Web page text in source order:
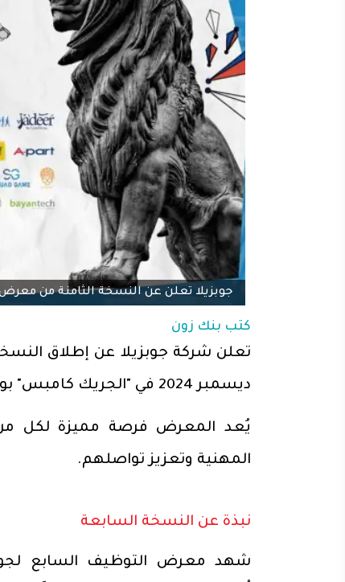
جوبزيلا تعلن عن النسخة الثامنة من
كتب بنك زون
ديسمبر 2024 في "الجريك كامبس" بوسط البلد، القاهرة.
يُعد المعرض فرصة مميزة لكل
المهنية وتعزيز تواصلهم.
نبذة عن النسخة السابعة
شهد معرض التوظيف السابع